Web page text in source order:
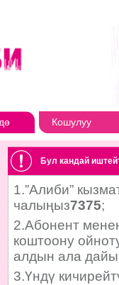
Кошулуу
Бул кандай